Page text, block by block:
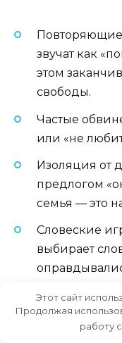
звучат как
этом
свободы.
Частые
или «не
Изоляция от
предлогом
семья — это
Словеские
выбирает
Постоянные
потом» и
Этот сайт
Продолжая
работу